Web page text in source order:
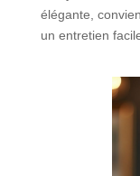
élégante,
un entretien